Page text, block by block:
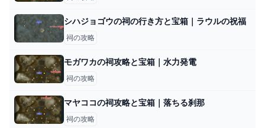
シハジョゴウの祠の行き方と宝箱｜ラウルの祝福
祠の攻略
モガワカの祠攻略と宝箱｜水力発電
祠の攻略
マヤココの祠攻略と宝箱｜落ちる刹那
祠の攻略